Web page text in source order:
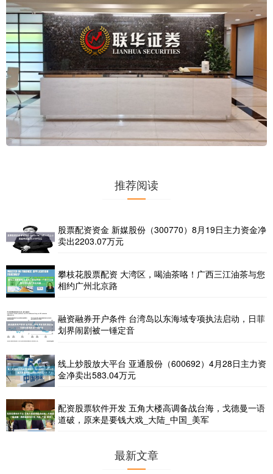
推荐阅读
股票配资资金 新媒股份（300770）8月19日主力资金净
卖出2203.07万元
攀枝花股票配资 大湾区，喝油茶咯！广西三江油茶与您
相约广州北京路
融资融券开户条件 台湾岛以东海域专项执法启动，日菲
划界闹剧被一锤定音
线上炒股放大平台 亚通股份（600692）4月28日主力资
金净卖出583.04万元
配资股票软件开发 五角大楼高调备战台海，戈德曼一语
道破，原来是要钱大戏_大陆_中国_美军
最新文章